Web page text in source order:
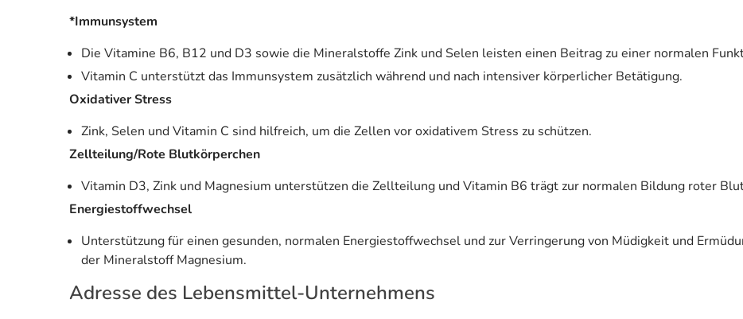
*Immunsystem
Die Vitamine B6, B12 und D3 sowie die Mineralstoffe Zink und Selen leisten einen Beitrag zu einer normalen
Vitamin C unterstützt das Immunsystem zusätzlich während und nach intensiver körperlicher Betätigung.
Oxidativer Stress
Zink, Selen und Vitamin C sind hilfreich, um die Zellen vor oxidativem Stress zu schützen.
Zellteilung/Rote Blutkörperchen
Vitamin D3, Zink und Magnesium unterstützen die Zellteilung und Vitamin B6 trägt zur normalen Bildung roter
Energiestoffwechsel
Unterstützung für einen gesunden, normalen Energiestoffwechsel und zur Verringerung von Müdigkeit und
der Mineralstoff Magnesium.
Adresse des Lebensmittel-Unternehmens